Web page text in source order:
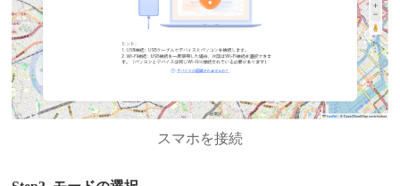
スマホを接続